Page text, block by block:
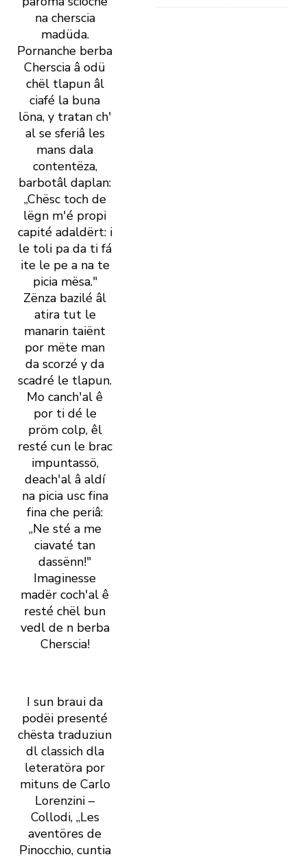
na cherscia
madüda.
Pornanche berba
Cherscia â odü
chël tlapun âl
ciafé la buna
löna, y tratan ch'
al se sferiâ les
mans dala
contentëza,
barbotâl daplan:
„Chësc toch de
lëgn m' é propi
capité adaldërt: i
le toli pa da ti fá
ite le pe a na te
picia mësa."
Zënza bazilé âl
atira tut le
manarin taiënt
por mëte man
da scorzé y da
scadré le tlapun.
Mo canch' al ê
por ti dé le
pröm colp, êl
resté cun le brac
impuntassö,
deach' al â aldí
na picia usc fina
fina che periâ:
„Ne sté a me
ciavaté tan
dassënn!"
Imaginesse
madër coch' al ê
resté chël bun
vedl de n berba
Cherscia!
I sun braui da
podëi presenté
chësta traduziun
dl ­classich dla
leteratöra por
mituns de Carlo
­Lorenzini –
Collodi, „Les
aventöres de
Pinocchio, cuntia